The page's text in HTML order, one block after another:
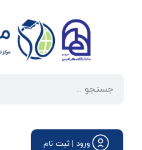
ورود | ثبت نام